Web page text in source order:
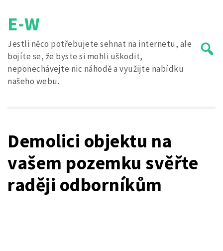
content
E-W
Jestli něco potřebujete sehnat na internetu, ale
bojíte se, že byste si mohli uškodit,
neponechávejte nic náhodě a využijte nabídku
našeho webu.
Demolici objektu na
vašem pozemku svěřte
raději odborníkům